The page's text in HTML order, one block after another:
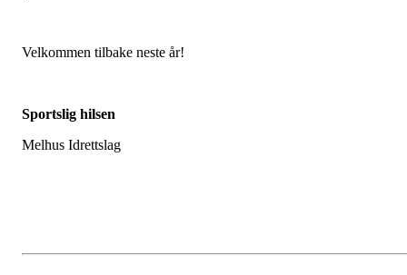
Velkommen tilbake neste år!
Sportslig hilsen
Melhus Idrettslag